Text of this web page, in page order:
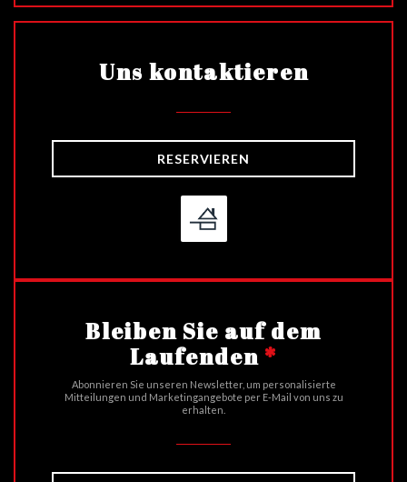
Uns kontaktieren
RESERVIEREN
Bleiben Sie auf dem
Laufenden *
Abonnieren Sie unseren Newsletter, um personalisierte
Mitteilungen und Marketingangebote per E-Mail von uns zu
erhalten.